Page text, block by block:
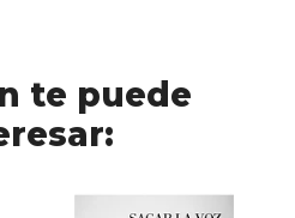
te puede